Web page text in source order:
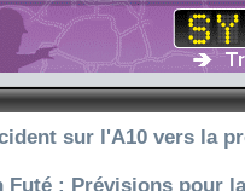
sur l'A10 vers la
Futé : Prévisions pour